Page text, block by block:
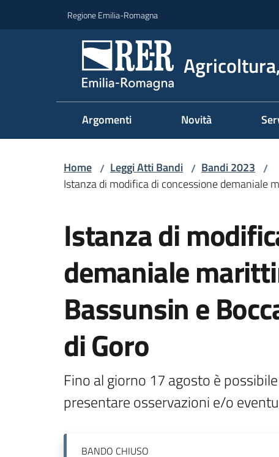
Regione Emilia-Romagna
Argomenti Novità
Home / Leggi Atti Bandi / Bandi 2023 /
Istanza di modifica di concessione demaniale
Istanza di
demaniale
Bassunsin e
di Goro
Fino al giorno 17 agosto è
presentare osservazioni e/o
BANDO CHIUSO